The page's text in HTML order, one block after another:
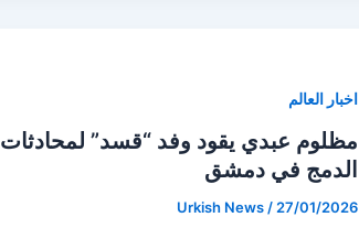
اخبار العالم
مظلوم عبدي يقود وفد “قسد” لمحادثات
الدمج في دمشق
Urkish News / 27/01/2026